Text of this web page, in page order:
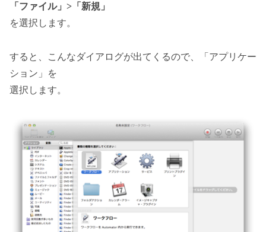
「ファイル」>「新規」
を選択します。
すると、こんなダイアログが出てくるので、「アプリケー
ション」を
選択します。